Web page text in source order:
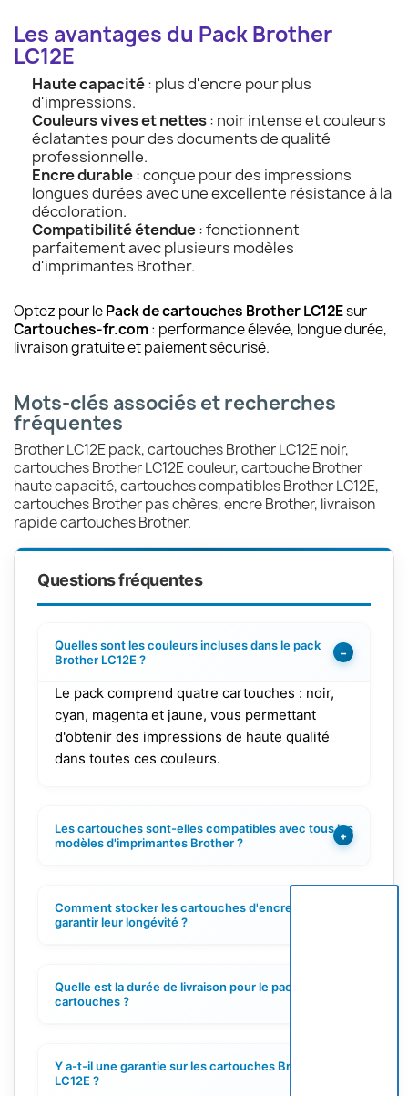
Les avantages du Pack Brother
LC12E
Haute capacité: plus d'encre pour plus
d'impressions.
Couleurs vives et nettes: noir intense et couleurs
éclatantes pour des documents de qualité
professionnelle.
Encre durable: conçue pour des impressions
longues durées avec une excellente résistance à la
décoloration.
Compatibilité étendue: fonctionnent
parfaitement avec plusieurs modèles
d'imprimantes Brother.
Optez pour lePack de cartouches Brother LC12Esur
Cartouches-fr.com: performance élevée, longue durée,
livraison gratuite et paiement sécurisé.
Mots-clés associés et recherches
fréquentes
Brother LC12E pack, cartouches Brother LC12E noir,
cartouches Brother LC12E couleur, cartouche Brother
haute capacité, cartouches compatibles Brother LC12E,
cartouches Brother pas chères, encre Brother, livraison
rapide cartouches Brother.
Questions fréquentes
Quelles sont les couleurs incluses dans le pack
Brother LC12E ?
−
Le pack comprend quatre cartouches : noir,
cyan, magenta et jaune, vous permettant
d'obtenir des impressions de haute qualité
dans toutes ces couleurs.
Les cartouches sont-elles compatibles avec tous les
modèles d'imprimantes Brother ?
+
Comment stocker les cartouches d'encre pour
garantir leur longévité ?
Quelle est la durée de livraison pour le pack de
cartouches ?
Y a-t-il une garantie sur les cartouches Brother
LC12E ?